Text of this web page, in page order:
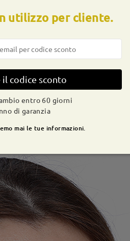
utilizzo per cliente.
il codice sconto
entro 60 giorni
di garanzia
mai le tue informazioni.